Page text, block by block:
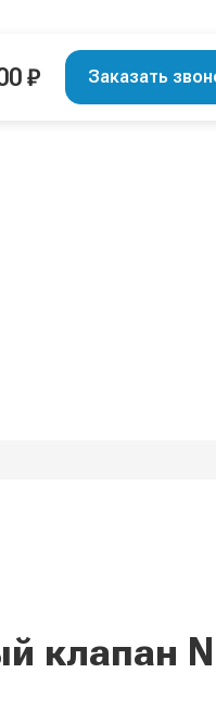
клапан
₽ Заказать